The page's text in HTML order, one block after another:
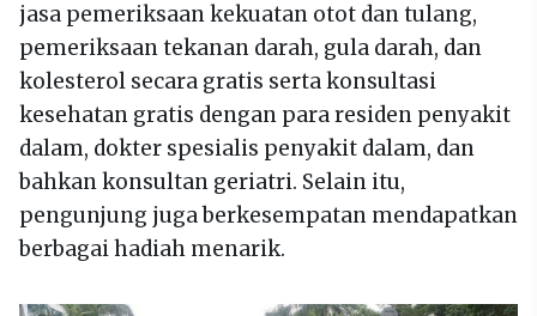
jasa pemeriksaan kekuatan otot dan tulang,
pemeriksaan tekanan darah, gula darah, dan
kolesterol secara gratis serta konsultasi
kesehatan gratis dengan para residen penyakit
dalam, dokter spesialis penyakit dalam, dan
bahkan konsultan geriatri. Selain itu,
pengunjung juga berkesempatan mendapatkan
berbagai hadiah menarik.